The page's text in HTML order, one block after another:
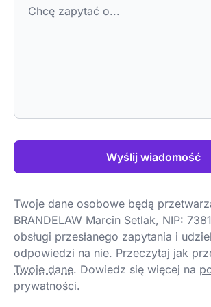
Wyślij wiadomość
Twoje dane osobowe będą
BRANDELAW Marcin Setlak, NIP:
obsługi przesłanego zapytania i
odpowiedzi na nie. Przeczytaj jak
Twoje dane. Dowiedz się więcej na
prywatności.